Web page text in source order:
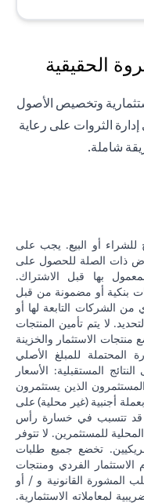
الحقيقية
وتخصيص الأصول
الثروات على رعاية
شاملة.
أو البيع. يجب على
ذات الصلة للحصول على
بها قبل الاشتراك.
بنكية أو مضمونة من قبل
الشركات التابعة لها أو
لا يتم تأمين المنتجات
الاستثمار والخزينة
المحتملة للمبلغ الأصلي
المستقبلية: الأسعار
الذين يستثمرون
أجنبية (غير محلية) على
قد تتسبب في خسارة رأس
للمستثمرين. لا تتوفر
تخضع جميع طلبات
الفردي ومنتجات
المشورة القانونية و / أو
لمعاملاته الاستثمارية.